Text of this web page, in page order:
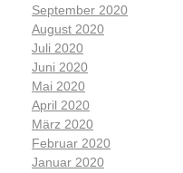
September 2020
August 2020
Juli 2020
Juni 2020
Mai 2020
April 2020
März 2020
Februar 2020
Januar 2020